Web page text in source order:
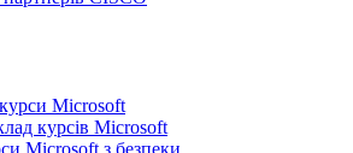
Microsoft
курсів Microsoft
Microsoft з безпеки